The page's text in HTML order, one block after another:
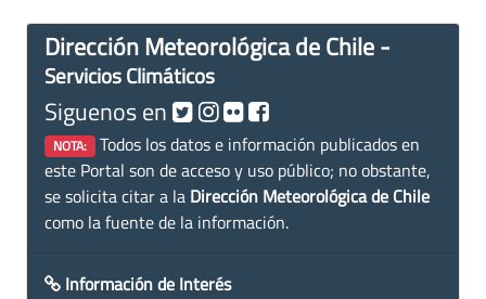
Dirección Meteorológica de Chile -
Servicios Climáticos
Siguenos en
NOTA: Todos los datos e información publicados en
este Portal son de acceso y uso público; no obstante,
se solicita citar a la Dirección Meteorológica de Chile
como la fuente de la información.
Información de Interés